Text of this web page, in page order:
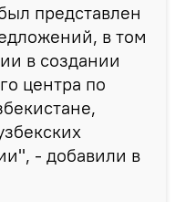
представлен
в том
в создании
центра по
- добавили в